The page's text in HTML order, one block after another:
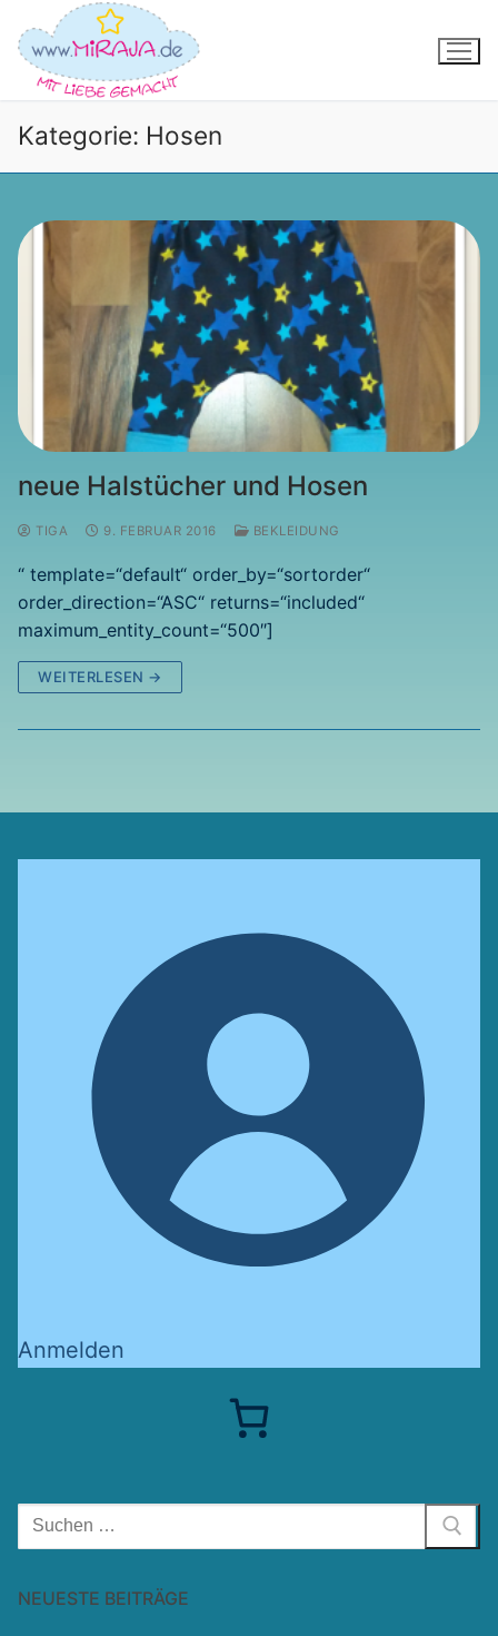
Inhalt
springen
Kategorie: Hosen
neue Halstücher und Hosen
TIGA 9. FEBRUAR 2016 BEKLEIDUNG
“ template=“default“ order_by=“sortorder“
order_direction=“ASC“ returns=“included“
maximum_entity_count=“500″]
WEITERLESEN →
Anmelden
Suchen
nach:
NEUESTE BEITRÄGE